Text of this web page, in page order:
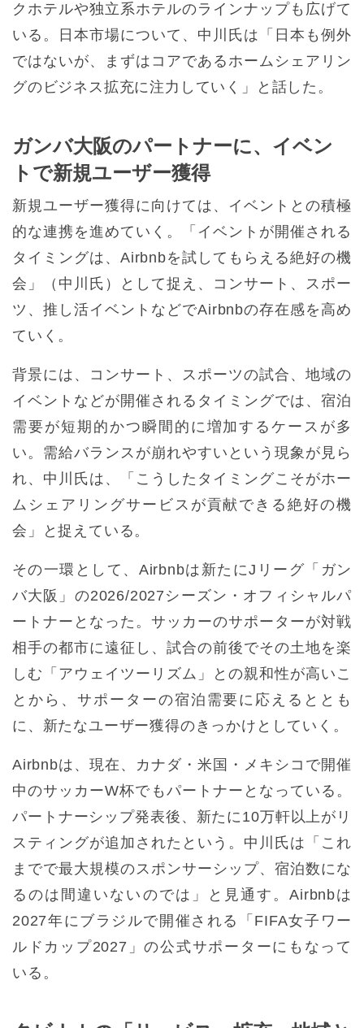
クホテルや独立系ホテルのラインナップも広げて
いる。日本市場について、中川氏は「日本も例外
ではないが、まずはコアであるホームシェアリン
グのビジネス拡充に注力していく」と話した。
ガンバ大阪のパートナーに、イベン
トで新規ユーザー獲得
新規ユーザー獲得に向けては、イベントとの積極
的な連携を進めていく。「イベントが開催される
タイミングは、Airbnbを試してもらえる絶好の機
会」（中川氏）として捉え、コンサート、スポー
ツ、推し活イベントなどでAirbnbの存在感を高め
ていく。
背景には、コンサート、スポーツの試合、地域の
イベントなどが開催されるタイミングでは、宿泊
需要が短期的かつ瞬間的に増加するケースが多
い。需給バランスが崩れやすいという現象が見ら
れ、中川氏は、「こうしたタイミングこそがホー
ムシェアリングサービスが貢献できる絶好の機
会」と捉えている。
その一環として、Airbnbは新たにJリーグ「ガン
バ大阪」の2026/2027シーズン・オフィシャルパ
ートナーとなった。サッカーのサポーターが対戦
相手の都市に遠征し、試合の前後でその土地を楽
しむ「アウェイツーリズム」との親和性が高いこ
とから、サポーターの宿泊需要に応えるととも
に、新たなユーザー獲得のきっかけとしていく。
Airbnbは、現在、カナダ・米国・メキシコで開催
中のサッカーW杯でもパートナーとなっている。
パートナーシップ発表後、新たに10万軒以上がリ
スティングが追加されたという。中川氏は「これ
までで最大規模のスポンサーシップ、宿泊数にな
るのは間違いないのでは」と見通す。Airbnbは
2027年にブラジルで開催される「FIFA女子ワー
ルドカップ2027」の公式サポーターにもなって
いる。